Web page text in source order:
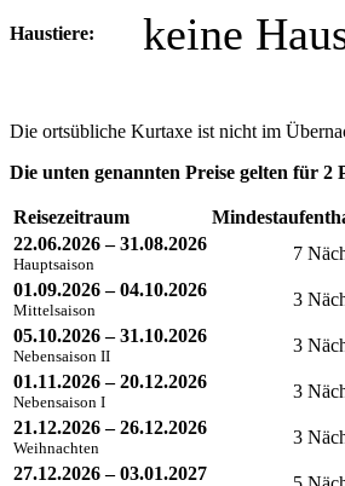
Haustiere: keine
Die ortsübliche Kurtaxe ist nicht im
Die unten genannten Preise gelten für 2
Reisezeitraum
22.06.2026 – 31.08.2026
Hauptsaison
7
01.09.2026 – 04.10.2026
Mittelsaison
3
05.10.2026 – 31.10.2026
Nebensaison II
3
01.11.2026 – 20.12.2026
Nebensaison I
3
21.12.2026 – 26.12.2026
Weihnachten
3
27.12.2026 – 03.01.2027